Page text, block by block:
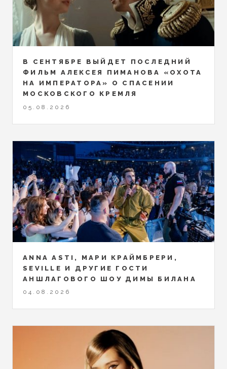
В СЕНТЯБРЕ ВЫЙДЕТ ПОСЛЕДНИЙ
ФИЛЬМ АЛЕКСЕЯ ПИМАНОВА «ОХОТА
НА ИМПЕРАТОРА» О СПАСЕНИИ
МОСКОВСКОГО КРЕМЛЯ
05.08.2026
ANNA ASTI, МАРИ КРАЙМБРЕРИ,
SEVILLE И ДРУГИЕ ГОСТИ
АНШЛАГОВОГО ШОУ ДИМЫ БИЛАНА
04.08.2026